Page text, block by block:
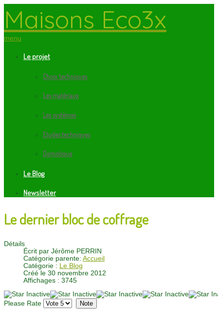
Maisons Eco3x
menu
Le projet
Choix techniques
Les matériaux
Les systèmes
Etudes techniques
Domotique
Le Blog
Newsletter
Le dernier bloc de coffrage
Détails
Écrit par Jérôme PERRIN
Catégorie parente: Accueil
Catégorie : Le Blog
Créé le 30 novembre 2012
Affichages : 3745
Please Rate